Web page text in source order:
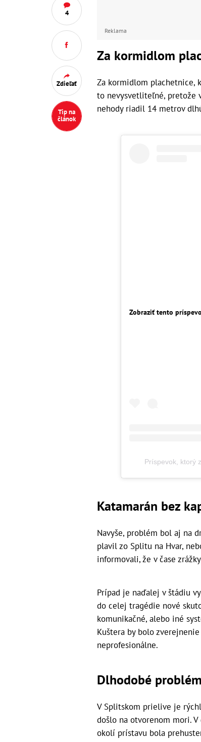
4
Zdieľať
Tip na
článok
Reklama
Za kormidlom
Za kormidlom plachetnice,
to nevysvetliteľné, pretože
nehody riadil 14 metrov
Zobraziť tento
Príspevok, ktorý
Katamarán bez
Navyše, problém bol aj na
plavil zo Splitu na Hvar,
informovali, že v čase
Prípad je naďalej v štádiu
do celej tragédie nové
komunikačné, alebo iné
Kuštera by bolo
neprofesionálne.
Dlhodobé
V Splitskom prielive je
došlo na otvorenom mori.
okolí prístavu bola